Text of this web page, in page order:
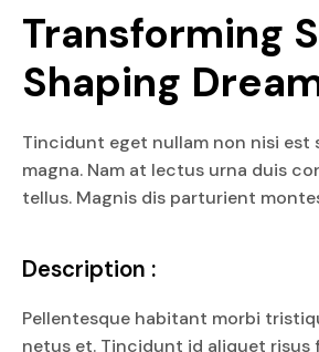
Transforming
Shaping
Tincidunt eget nullam non nisi est
magna. Nam at lectus urna duis
tellus. Magnis dis parturient
Description :
Pellentesque habitant morbi
netus et. Tincidunt id aliquet risus